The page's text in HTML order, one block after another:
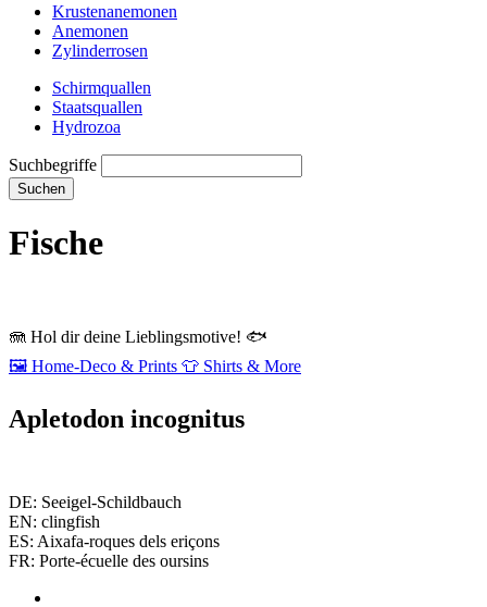
Krustenanemonen
Anemonen
Zylinderrosen
Schirmquallen
Staatsquallen
Hydrozoa
Suchbegriffe
Suchen
Fische
🪼 Hol dir deine Lieblingsmotive! 🐟
🖼️ Home‑Deco & Prints 👕 Shirts & More
Apletodon incognitus
DE: Seeigel-Schildbauch
EN: clingfish
ES: Aixafa-roques dels eriçons
FR: Porte-écuelle des oursins